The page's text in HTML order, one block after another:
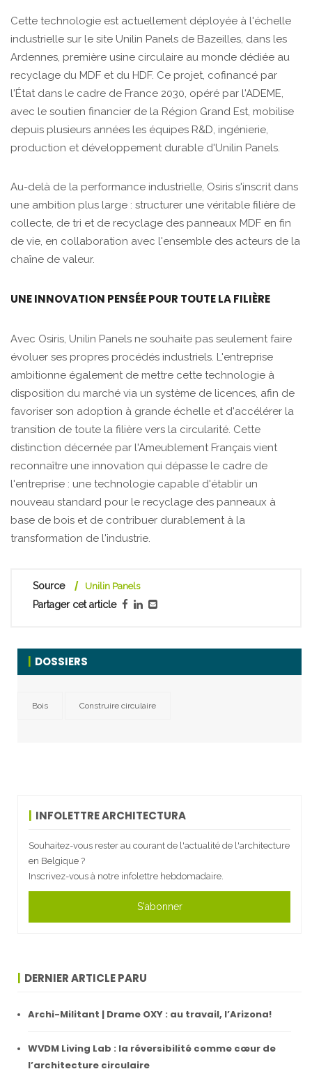
Cette technologie est actuellement déployée à l'échelle
industrielle sur le site Unilin Panels de Bazeilles, dans les
Ardennes, première usine circulaire au monde dédiée au
recyclage du MDF et du HDF. Ce projet, cofinancé par
l'État dans le cadre de France 2030, opéré par l'ADEME,
avec le soutien financier de la Région Grand Est, mobilise
depuis plusieurs années les équipes R&D, ingénierie,
production et développement durable d'Unilin Panels.
Au-delà de la performance industrielle, Osiris s'inscrit dans
une ambition plus large : structurer une véritable filière de
collecte, de tri et de recyclage des panneaux MDF en fin
de vie, en collaboration avec l'ensemble des acteurs de la
chaîne de valeur.
UNE INNOVATION PENSÉE POUR TOUTE LA FILIÈRE
Avec Osiris, Unilin Panels ne souhaite pas seulement faire
évoluer ses propres procédés industriels. L'entreprise
ambitionne également de mettre cette technologie à
disposition du marché via un système de licences, afin de
favoriser son adoption à grande échelle et d'accélérer la
transition de toute la filière vers la circularité. Cette
distinction décernée par l'Ameublement Français vient
reconnaître une innovation qui dépasse le cadre de
l'entreprise : une technologie capable d'établir un
nouveau standard pour le recyclage des panneaux à
base de bois et de contribuer durablement à la
transformation de l'industrie.
Source Unilin Panels
Partager cet article
DOSSIERS
Bois Construire circulaire
INFOLETTRE ARCHITECTURA
Souhaitez-vous rester au courant de l'actualité de l'architecture
en Belgique ?
Inscrivez-vous à notre infolettre hebdomadaire.
S'abonner
DERNIER ARTICLE PARU
Archi-Militant | Drame OXY : au travail, l’Arizona!
WVDM Living Lab : la réversibilité comme cœur de
l’architecture circulaire